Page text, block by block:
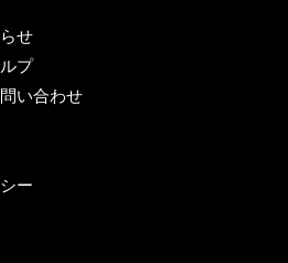
せ
プ
い合わせ
ー